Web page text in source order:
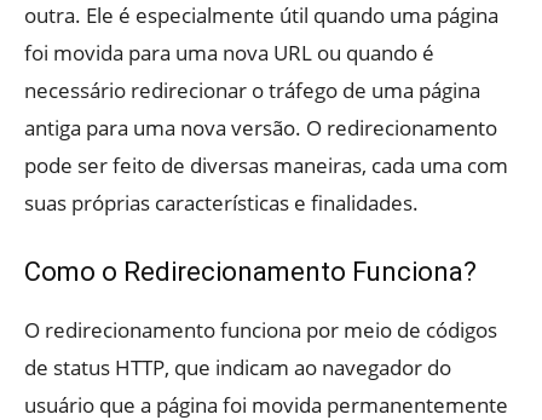
outra. Ele é especialmente útil quando uma página
foi movida para uma nova URL ou quando é
necessário redirecionar o tráfego de uma página
antiga para uma nova versão. O redirecionamento
pode ser feito de diversas maneiras, cada uma com
suas próprias características e finalidades.
Como o Redirecionamento Funciona?
O redirecionamento funciona por meio de códigos
de status HTTP, que indicam ao navegador do
usuário que a página foi movida permanentemente